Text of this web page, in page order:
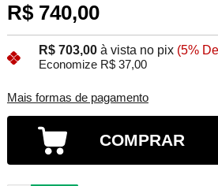
R$ 740,00
R$ 703,00 à vista no pix (5%
Economize R$ 37,00
Mais formas de pagamento
COMPRAR